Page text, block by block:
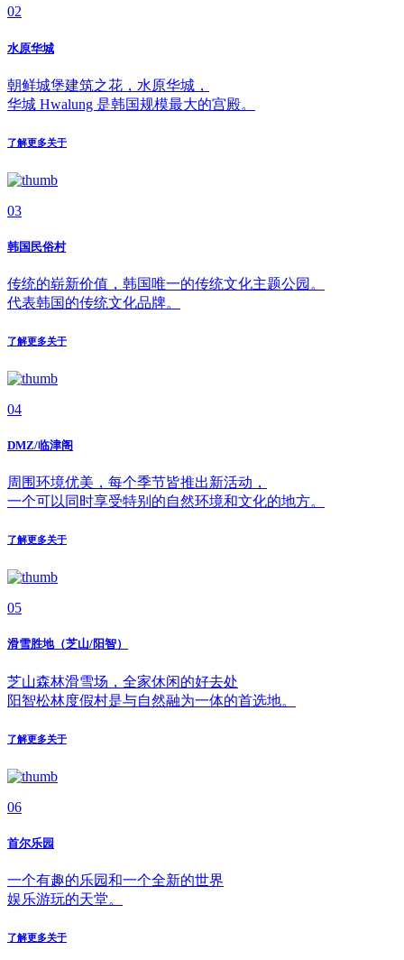
02
水原华城
朝鲜城堡建筑之花，水原华城，
华城 Hwalung 是韩国规模最大的宫殿。
了解更多关于
03
韩国民俗村
传统的崭新价值，韩国唯一的传统文化主题公园。
代表韩国的传统文化品牌。
了解更多关于
04
DMZ/临津阁
周围环境优美，每个季节皆推出新活动，
一个可以同时享受特别的自然环境和文化的地方。
了解更多关于
05
滑雪胜地（芝山/阳智）
芝山森林滑雪场，全家休闲的好去处
阳智松林度假村是与自然融为一体的首选地。
了解更多关于
06
首尔乐园
一个有趣的乐园和一个全新的世界
娱乐游玩的天堂。
了解更多关于